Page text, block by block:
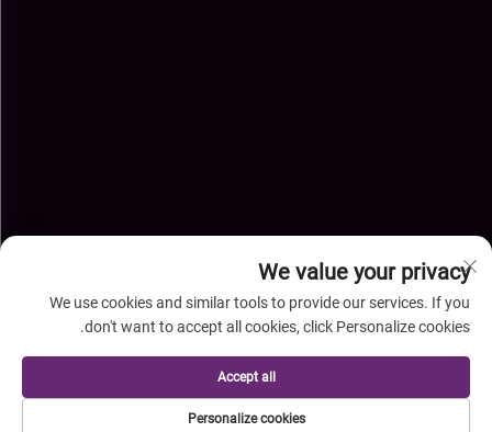
حقوق النشر © شركة خبي شينغيه للواردات والصادرات المحدودة. جميع
الحقوق محفوظة-سياسة الخصوصية
We value your privacy
We use cookies and similar tools to provide our services. If you
don't want to accept all cookies, click Personalize cookies.
Personalize cookies
Accept all